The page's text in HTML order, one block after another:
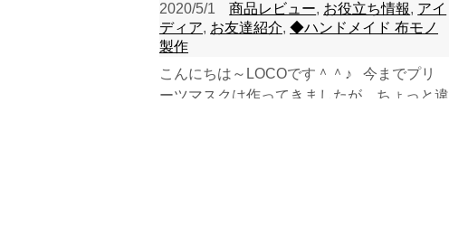
2020/5/1 商品レビュー, お役立ち情報, アイ
ディア, お友達紹介, ◆ハンドメイド 布モノ
製作
こんにちは～LOCOです＾＾♪ 今までプリ
ーツマスクは作ってきましたが、ちょっと違